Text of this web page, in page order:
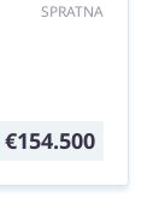
SPRATNA
€154.500